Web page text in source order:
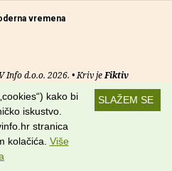
vremena
d.o.o. 2026. • Kriv jeFiktiv
korištenja•RSS kanali
nas na:
SLAŽEM SE
kako bi
iskustvo.
stranica
kolačića. Više